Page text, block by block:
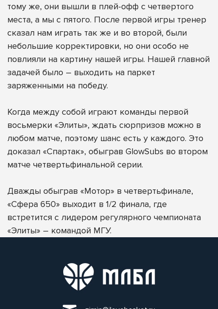
тому же, они вышли в плей-офф с четвертого
места, а мы с пятого. После первой игры тренер
сказал нам играть так же и во второй, были
небольшие корректировки, но они особо не
повлияли на картину нашей игры. Нашей главной
задачей было – выходить на паркет
заряженными на победу.
Когда между собой играют команды первой
восьмерки «Элиты», ждать сюрпризов можно в
любом матче, поэтому шанс есть у каждого. Это
доказал «Спартак», обыграв GlowSubs во втором
матче четвертьфинальной серии.
Дважды обыграв «Мотор» в четвертьфинале,
«Сфера 650» выходит в 1/2 финала, где
встретится с лидером регулярного чемпионата
«Элиты» – командой МГУ.